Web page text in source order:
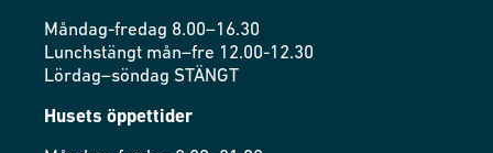
Måndag-fredag 8.00–16.30
Lunchstängt mån–fre 12.00-12.30
Lördag–söndag STÄNGT
Husets öppettider